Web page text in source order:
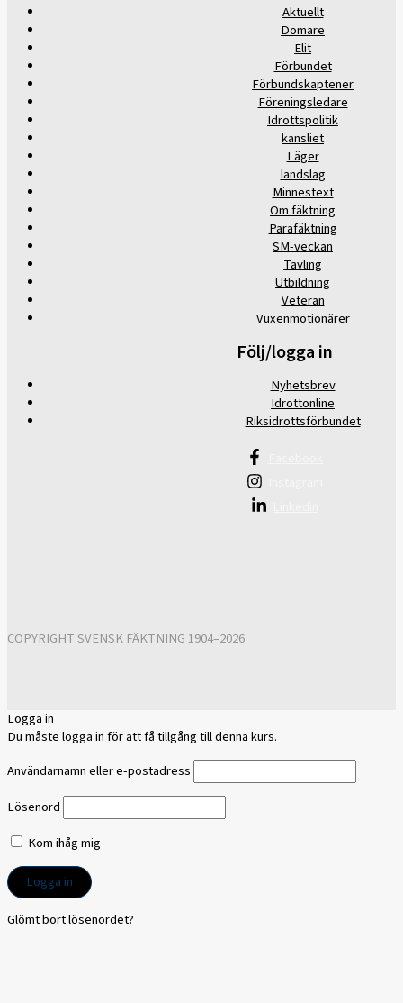
Aktuellt
Domare
Elit
Förbundet
Förbundskaptener
Föreningsledare
Idrottspolitik
kansliet
Läger
landslag
Minnestext
Om fäktning
Parafäktning
SM-veckan
Tävling
Utbildning
Veteran
Vuxenmotionärer
Följ/logga in
Nyhetsbrev
Idrottonline
Riksidrottsförbundet
COPYRIGHT SVENSK FÄKTNING 1904–2026
Logga in
Du måste logga in för att få tillgång till denna kurs.
Användarnamn eller e-postadress
Lösenord
Kom ihåg mig
Glömt bort lösenordet?